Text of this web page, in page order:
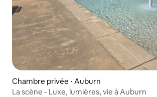
Chambre privée ⋅ Auburn
La scène - Luxe, lumières, vie à Auburn